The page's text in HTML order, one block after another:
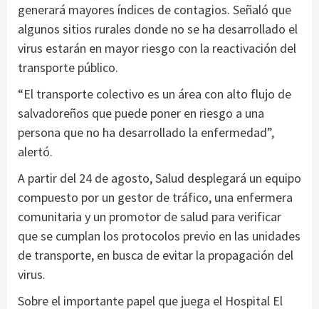
generará mayores índices de contagios. Señaló que
algunos sitios rurales donde no se ha desarrollado el
virus estarán en mayor riesgo con la reactivación del
transporte público.
“El transporte colectivo es un área con alto flujo de
salvadoreños que puede poner en riesgo a una
persona que no ha desarrollado la enfermedad”,
alertó.
A partir del 24 de agosto, Salud desplegará un equipo
compuesto por un gestor de tráfico, una enfermera
comunitaria y un promotor de salud para verificar
que se cumplan los protocolos previo en las unidades
de transporte, en busca de evitar la propagación del
virus.
Sobre el importante papel que juega el Hospital El